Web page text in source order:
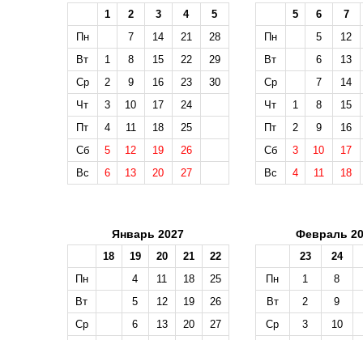
1 2 3 4
5
Пн
7 14 21
28
Вт
1 8 15 22
29
Ср
2 9 16 23
30
Чт
3 10 17
24
Пт
4 11 18
25
Сб
5 12 19
26
Вс
6 13 20 27
5 6
7
Пн
5
12
Вт
6
13
Ср
7
14
Чт
1 8
15
Пт
2 9
16
Сб
3 10
17
Вс
4 11 18
Январь 2027
18 19 20 21
22
Пн
4 11 18
25
Вт
5 12 19
26
Ср
6 13 20
27
Февраль
23 24
Пн
1 8
Вт
2 9
Ср
3 10